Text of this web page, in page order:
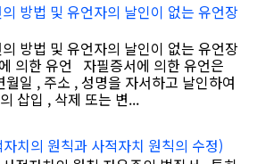
방법 및 유언자의 날인이 없는 유언장
방법 및 유언자의 날인이 없는 유언장
의한 유언 자필증서에 의한 유언은
일 , 주소 , 성명을 자서하고 날인하여
삽입 , 삭제 또는 변...
치의 원칙과 사적자치 원칙의 수정)